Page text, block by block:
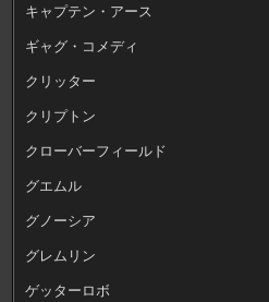
キャプテン・アース
ギャグ・コメディ
クリッター
クリプトン
クローバーフィールド
グエムル
グノーシア
グレムリン
ゲッターロボ